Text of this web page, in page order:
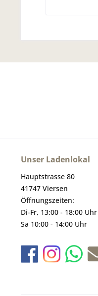
Unser Ladenlokal
Hauptstrasse 80
41747 Viersen
Öffnungszeiten:
Di-Fr, 13:00 - 18:00 Uhr
Sa 10:00 - 14:00 Uhr